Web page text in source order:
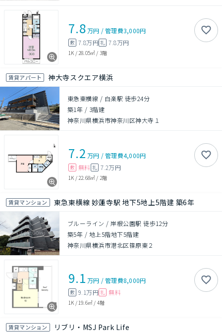
7.8万円 /管理費3,000円
敷 7.8万円礼 7.8万円
1K / 28.05㎡ / 3階
賃貸アパート 神大寺スクエア横浜
東急東横線 / 白楽駅 徒歩24分
築1年 / 3階建
神奈川県横浜市神奈川区神大寺１
7.2 万円 /管理費4,000円
敷 無料 礼 7.2万円
1K / 22.68㎡ / 2階
賃貸マンション 東急東横線 妙蓮寺駅 地下5地上5階建 築6年
ブルーライン / 岸根公園駅 徒歩12分
築5年 / 地上5階地下5階建
神奈川県横浜市港北区篠原東２
9.1 万円 /管理費8,000円
敷 9.1万円 礼 無料
1K / 19.6㎡ / 4階
賃貸マンション リブリ・MSJ Park Life